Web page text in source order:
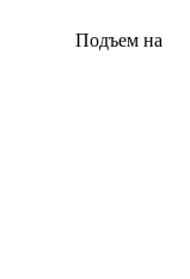
Подъем на